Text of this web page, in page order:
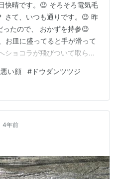
快晴です。😉 そろそろ電気毛
さて、いつも通りです。😉 昨
ったので、 おかずを持参😉
お皿に盛ってると手が滑って
ショコラが飛びついて取られ
り込んで出て来ない💦 エビフ
悪い顔してました。💦 追い
し離れたとこから見張っ
に取り上げました。💦 幸いエ
だけが食べられてました。
悪い顔 # ドウダンツツジ
4年前